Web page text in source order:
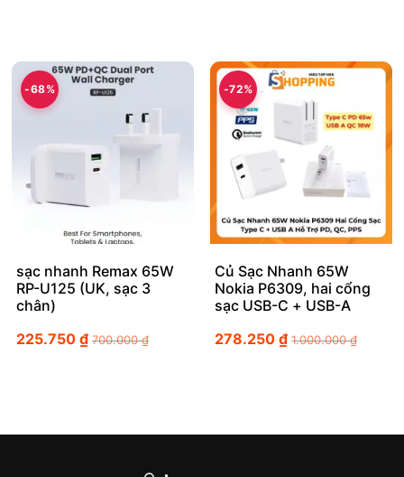
-68%
sạc nhanh Remax 65W
RP-U125 (UK, sạc 3
chân)
225.750 ₫ 700.000₫
-72%
Củ Sạc Nhanh 65W
Nokia P6309, hai cổng
sạc USB-C + USB-A
278.250₫ 1.000.000₫